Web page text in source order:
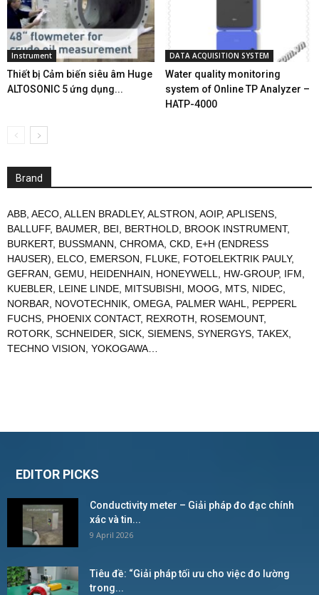
Instrument
Thiết bị Cảm biến siêu âm Huge
ALTOSONIC 5 ứng dụng...
DATA ACQUISITION SYSTEM
Water quality monitoring
system of Online TP Analyzer –
HATP-4000
Brand
ABB, AECO, ALLEN BRADLEY, ALSTRON, AOIP, APLISENS,
BALLUFF, BAUMER, BEI, BERTHOLD, BROOK INSTRUMENT,
BURKERT, BUSSMANN, CHROMA, CKD, E+H (ENDRESS
HAUSER), ELCO, EMERSON, FLUKE, FOTOELEKTRIK PAULY,
GEFRAN, GEMU, HEIDENHAIN, HONEYWELL, HW-GROUP, IFM,
KUEBLER, LEINE LINDE, MITSUBISHI, MOOG, MTS, NIDEC,
NORBAR, NOVOTECHNIK, OMEGA, PALMER WAHL, PEPPERL
FUCHS, PHOENIX CONTACT, REXROTH, ROSEMOUNT,
ROTORK, SCHNEIDER, SICK, SIEMENS, SYNERGYS, TAKEX,
TECHNO VISION, YOKOGAWA…
EDITOR PICKS
Conductivity meter – Giải pháp đo đạc chính
xác và tin...
9 April 2026
Tiêu đề: “Giải pháp tối ưu cho việc đo lường
trong...